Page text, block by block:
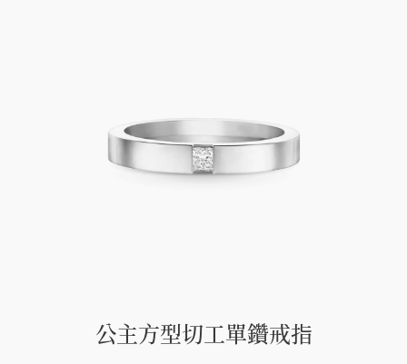
公主方型切工單鑽戒指